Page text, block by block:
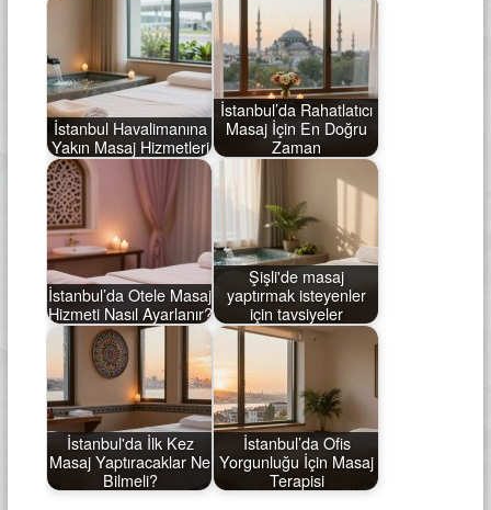
İstanbul Havalimanına
Yakın Masaj Hizmetleri
İstanbul’da Rahatlatıcı
Masaj İçin En Doğru
Zaman
İstanbul’da Otele Masaj
Hizmeti Nasıl Ayarlanır?
Şişli'de masaj
yaptırmak isteyenler
için tavsiyeler
İstanbul'da İlk Kez
Masaj Yaptıracaklar Ne
Bilmeli?
İstanbul’da Ofis
Yorgunluğu İçin Masaj
Terapisi